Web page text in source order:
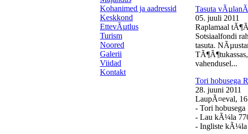
Kohanimed ja aadressid
Keskkond
EttevÃµtlus
Turism
Noored
Galerii
Viidad
Kontakt
Tasuta
05. juuli 2011
Raplamaal
Sotsiaalfondi
tasuta.
vahendusel...
Tori hobusega
28. juuni 2011
LaupÃ¤eval,
- Tori hobusega
- Lau kÃ¼la
- Ingliste kÃ¼la